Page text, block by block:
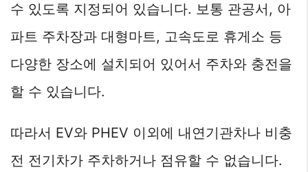
수 있도록 지정되어 있습니다. 보통 관공서, 아
파트 주차장과 대형마트, 고속도로 휴게소 등
다양한 장소에 설치되어 있어서 주차와 충전을
할 수 있습니다.
따라서 EV와 PHEV 이외에 내연기관차나 비충
전 전기차가 주차하거나 점유할 수 없습니다.